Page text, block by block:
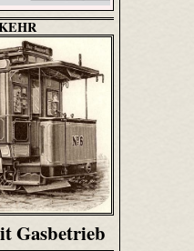
Gasbetrieb